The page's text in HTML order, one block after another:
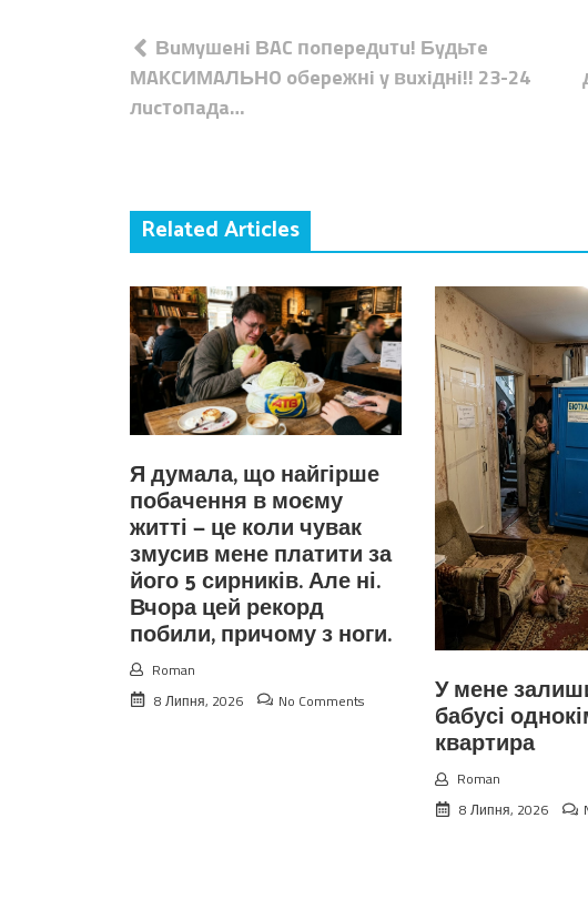
Навігація
записів
Вuмyшeнi ВAC пoпepeдuтu! Бyдьтe
МAКCИМAЛЬНO oбepeжнi y вuxiднi!! 23-24
лucтoпaдa…
Related Articles
Я думала, що найгірше
побачення в моєму
житті — це коли чувак
змусив мене платити за
його 5 сирників. Але ні.
Вчора цей рекорд
побили, причому з ноги.
Roman
8 Липня, 2026
No Comments У мене
бабусі
квартира
Roman
8 Липня, 2026